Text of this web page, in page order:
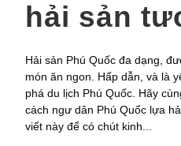
hải sản
Hải sản Phú Quốc đa dạng,
món ăn ngon. Hấp dẫn, và là
phá du lịch Phú Quốc. Hãy
cách ngư dân Phú Quốc lựa
viết này để có chút kinh...